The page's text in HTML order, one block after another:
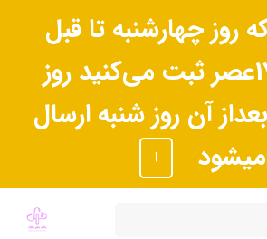
روز چهارشنبه تا قبل
ازساعت 17عصر ثبت می‌کنید روز
آن روز شنبه ارسال
میشود
ا